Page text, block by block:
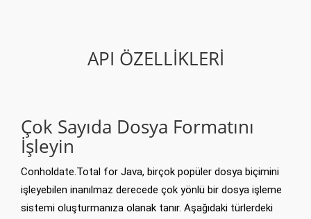
API ÖZELLIKLERI
Çok Sayıda Dosya Formatını
İşleyin
Conholdate.Total for Java, birçok popüler dosya biçimini
işleyebilen inanılmaz derecede çok yönlü bir dosya işleme
sistemi oluşturmanıza olanak tanır. Aşağıdaki türlerdeki